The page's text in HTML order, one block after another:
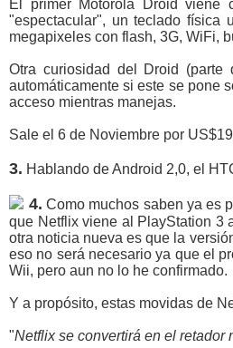
El primer Motorola Droid
"espectacular", un teclado física
megapixeles con flash, 3G, WiFi,
Otra curiosidad del Droid
automáticamente si este se pone
acceso mientras manejas.
Sale el 6 de Noviembre por
3. Hablando de Android 2,0, el
4. Como muchos saben ya es
que Netflix viene al PlayStation 3
otra noticia nueva es que la
eso no será necesario ya que el
Wii, pero aun no lo he confirmado.
Y a propósito, estas movidas de
"Netflix se convertirá en el retador